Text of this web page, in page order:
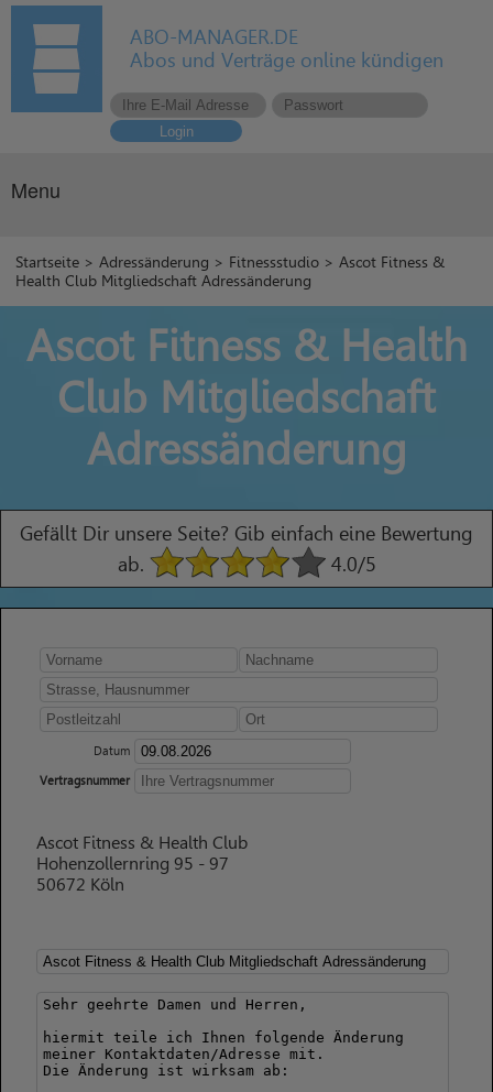
ABO-MANAGER.DE
Abos und Verträge online kündigen
Login
Menu
Startseite >Adressänderung > Fitnessstudio > Ascot Fitness &
Health Club Mitgliedschaft Adressänderung
Ascot Fitness & Health
Club Mitgliedschaft
Adressänderung
Gefällt Dir unsere Seite? Gib einfach eine Bewertung
ab.
4.0/5
Datum
Vertragsnummer
Ascot Fitness & Health Club
Hohenzollernring 95 - 97
50672 Köln